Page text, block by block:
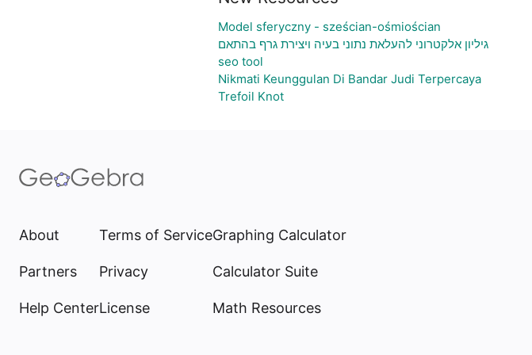
Model sferyczny - sześcian-ośmiościan
גיליון אלקטרוני להעלאת נתוני בעיה ויצירת גרף בהתאם
seo tool
Nikmati Keunggulan Di Bandar Judi Terpercaya
Trefoil Knot
About
Partners
Help Center
Terms of Service
Privacy
License
Graphing Calculator
Calculator Suite
Math Resources